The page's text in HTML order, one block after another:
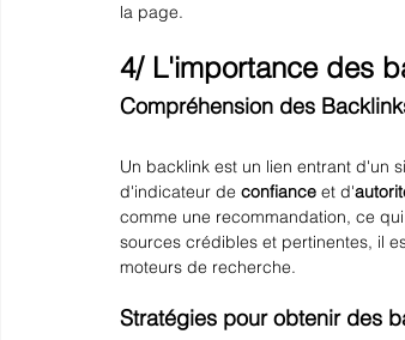
la page.
4/ L'importance des
Compréhension des
Un backlink est un lien entrant d'un
d'indicateur de confiance et d'
comme une recommandation, ce
sources crédibles et pertinentes, il
moteurs de recherche.
Stratégies pour obtenir des